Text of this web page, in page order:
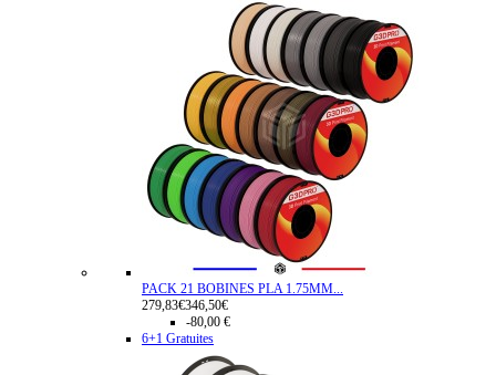
PACK 21 BOBINES PLA 1.75MM...
279,83€346,50€
-80,00 €
6+1 Gratuites